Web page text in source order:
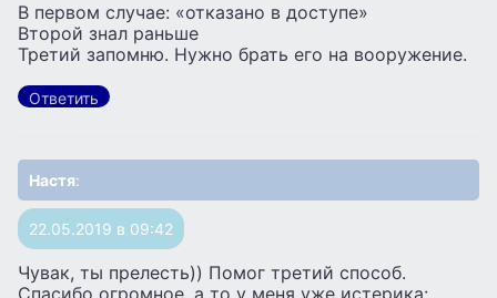
В первом случае: «отказано в доступе»
Второй знал раньше
Третий запомню. Нужно брать его на вооружение.
Ответить
Настя:
22.05.2019 в 09:42
Чувак, ты прелесть)) Помог третий способ.